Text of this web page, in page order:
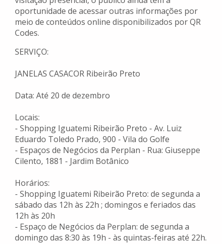
oportunidade de acessar outras informações por
meio de conteúdos online disponibilizados por QR
Codes.
SERVIÇO:
JANELAS CASACOR Ribeirão Preto
Data: Até 20 de dezembro
Locais:
- Shopping Iguatemi Ribeirão Preto - Av. Luiz
Eduardo Toledo Prado, 900 - Vila do Golfe
- Espaços de Negócios da Perplan - Rua: Giuseppe
Cilento, 1881 - Jardim Botânico
Horários:
- Shopping Iguatemi Ribeirão Preto: de segunda a
sábado das 12h às 22h ; domingos e feriados das
12h às 20h
- Espaço de Negócios da Perplan: de segunda a
domingo das 8:30 às 19h - às quintas-feiras até 22h.